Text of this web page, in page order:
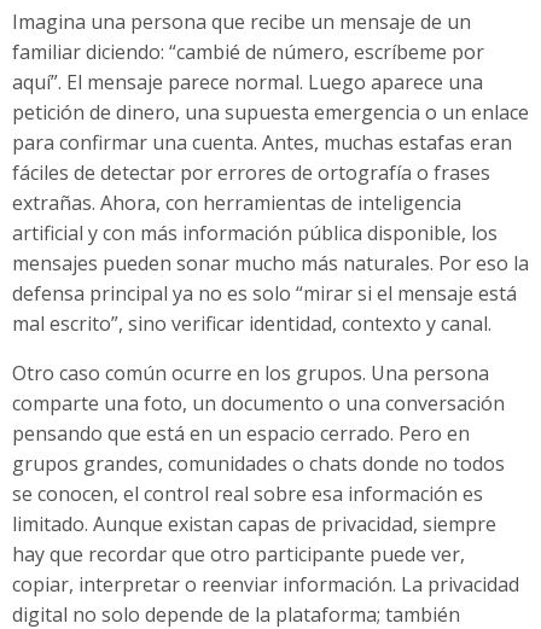
Imagina una persona que recibe un mensaje de un
familiar diciendo: “cambié de número, escríbeme por
aquí”. El mensaje parece normal. Luego aparece una
petición de dinero, una supuesta emergencia o un enlace
para confirmar una cuenta. Antes, muchas estafas eran
fáciles de detectar por errores de ortografía o frases
extrañas. Ahora, con herramientas de inteligencia
artificial y con más información pública disponible, los
mensajes pueden sonar mucho más naturales. Por eso la
defensa principal ya no es solo “mirar si el mensaje está
mal escrito”, sino verificar identidad, contexto y canal.
Otro caso común ocurre en los grupos. Una persona
comparte una foto, un documento o una conversación
pensando que está en un espacio cerrado. Pero en
grupos grandes, comunidades o chats donde no todos
se conocen, el control real sobre esa información es
limitado. Aunque existan capas de privacidad, siempre
hay que recordar que otro participante puede ver,
copiar, interpretar o reenviar información. La privacidad
digital no solo depende de la plataforma; también